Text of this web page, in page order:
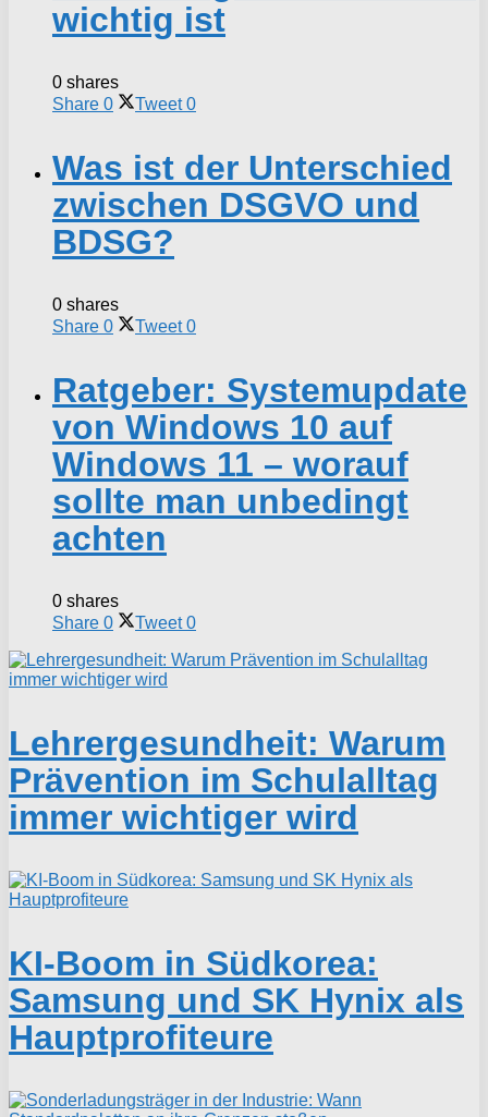
wichtig ist
0 shares
Share 0 Tweet 0
Was ist der Unterschied
zwischen DSGVO und
BDSG?
0 shares
Share 0 Tweet 0
Ratgeber: Systemupdate
von Windows 10 auf
Windows 11 – worauf
sollte man unbedingt
achten
0 shares
Share 0 Tweet 0
Lehrergesundheit: Warum
Prävention im Schulalltag
immer wichtiger wird
KI-Boom in Südkorea:
Samsung und SK Hynix als
Hauptprofiteure